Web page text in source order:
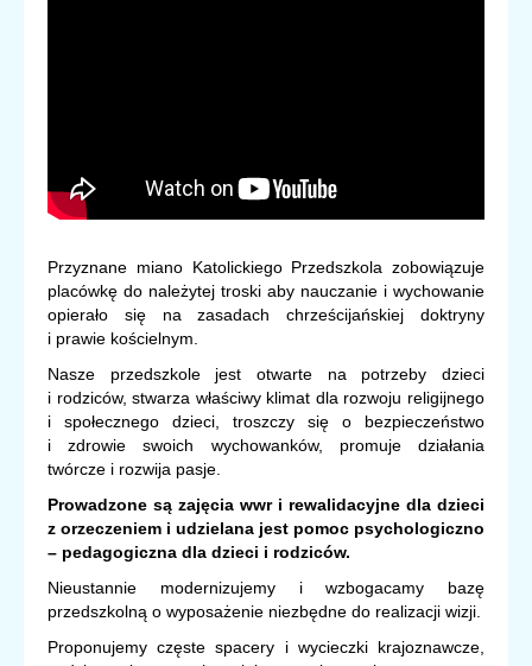
Przyznane miano Katolickiego Przedszkola zobowiązuje
placówkę do należytej troski aby nauczanie i wychowanie
opierało się na zasadach chrześcijańskiej doktryny
i prawie kościelnym.
Nasze przedszkole jest otwarte na potrzeby dzieci
i rodziców, stwarza właściwy klimat dla rozwoju religijnego
i społecznego dzieci, troszczy się o bezpieczeństwo
i zdrowie swoich wychowanków, promuje działania
twórcze i rozwija pasje.
Prowadzone są zajęcia wwr i rewalidacyjne dla dzieci
z orzeczeniem i udzielana jest pomoc psychologiczno
– pedagogiczna dla dzieci i rodziców.
Nieustannie modernizujemy i wzbogacamy bazę
przedszkolną o wyposażenie niezbędne do realizacji wizji.
Proponujemy częste spacery i wycieczki krajoznawcze,